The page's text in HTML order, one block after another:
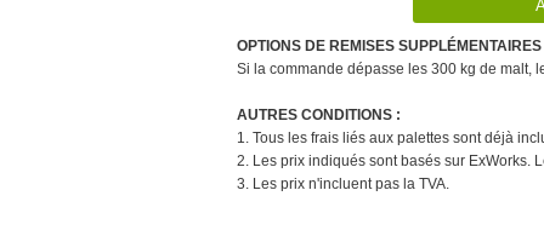
OPTIONS DE REMISES SUPPLÉMENTAIRES
Si la commande dépasse les 300 kg de malt,
AUTRES CONDITIONS :
1. Tous les frais liés aux palettes sont déjà
2. Les prix indiqués sont basés sur ExWorks.
3. Les prix n'incluent pas la TVA.